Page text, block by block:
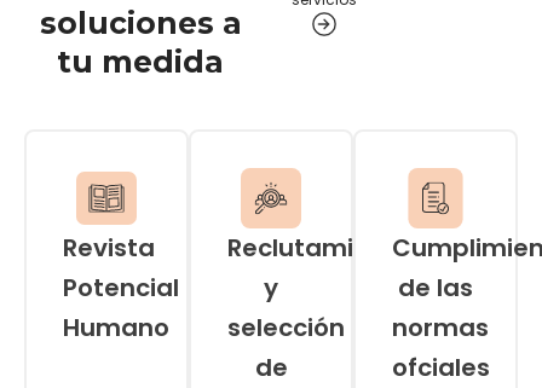
soluciones a
tu medida
Revista
Potencial
Humano
Reclutamiento
y
selección
de
de las
normas
ofciales